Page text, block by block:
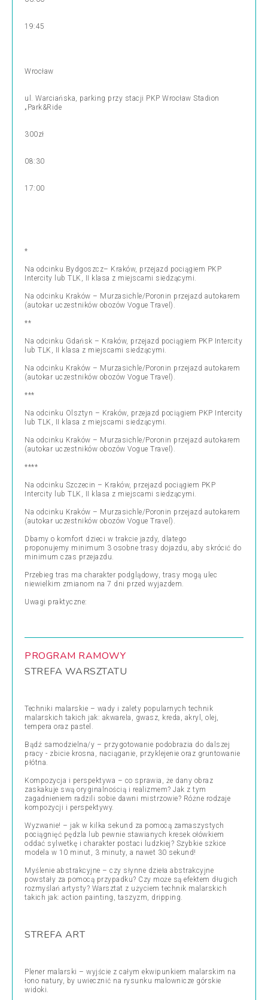
19:45
Wrocław
ul. Warciańska, parking przy stacji PKP Wrocław Stadion
„Park&Ride
300zł
08:30
17:00
*
Na odcinku Bydgoszcz– Kraków, przejazd pociągiem PKP
Intercity lub TLK, II klasa z miejscami siedzącymi.
Na odcinku Kraków – Murzasichle/Poronin przejazd autokarem
(autokar uczestników obozów Vogue Travel).
**
Na odcinku Gdańsk – Kraków, przejazd pociągiem PKP Intercity
lub TLK, II klasa z miejscami siedzącymi.
Na odcinku Kraków – Murzasichle/Poronin przejazd autokarem
(autokar uczestników obozów Vogue Travel).
***
Na odcinku Olsztyn – Kraków, przejazd pociągiem PKP Intercity
lub TLK, II klasa z miejscami siedzącymi.
Na odcinku Kraków – Murzasichle/Poronin przejazd autokarem
(autokar uczestników obozów Vogue Travel).
****
Na odcinku Szczecin – Kraków, przejazd pociągiem PKP
Intercity lub TLK, II klasa z miejscami siedzącymi.
Na odcinku Kraków – Murzasichle/Poronin przejazd autokarem
(autokar uczestników obozów Vogue Travel).
Dbamy o komfort dzieci w trakcie jazdy, dlatego
proponujemy minimum 3 osobne trasy dojazdu, aby skrócić do
minimum czas przejazdu.
Przebieg tras ma charakter podglądowy, trasy mogą ulec
niewielkim zmianom na 7 dni przed wyjazdem.
Uwagi praktyczne:
PROGRAM RAMOWY
STREFA WARSZTATU
Techniki malarskie – wady i zalety popularnych technik
malarskich takich jak: akwarela, gwasz, kreda, akryl, olej,
tempera oraz pastel.
Bądź samodzielna/y – przygotowanie podobrazia do dalszej
pracy - zbicie krosna, naciąganie, przyklejenie oraz gruntowanie
płótna.
Kompozycja i perspektywa – co sprawia, że dany obraz
zaskakuje swą oryginalnością i realizmem? Jak z tym
zagadnieniem radzili sobie dawni mistrzowie? Różne rodzaje
kompozycji i perspektywy.
Wyzwanie! – jak w kilka sekund za pomocą zamaszystych
pociągnięć pędzla lub pewnie stawianych kresek ołówkiem
oddać sylwetkę i charakter postaci ludzkiej? Szybkie szkice
modela w 10 minut, 3 minuty, a nawet 30 sekund!
Myślenie abstrakcyjne – czy słynne dzieła abstrakcyjne
powstały za pomocą przypadku? Czy może są efektem długich
rozmyślań artysty? Warsztat z użyciem technik malarskich
takich jak: action painting, taszyzm, dripping.
STREFA ART
Plener malarski – wyjście z całym ekwipunkiem malarskim na
łono natury, by uwiecznić na rysunku malownicze górskie
widoki.